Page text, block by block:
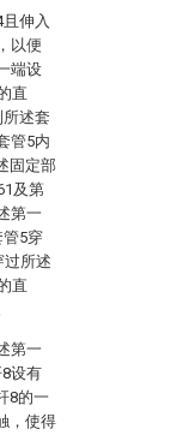
伸入
以便
端设
直
述套
管5内
固定部
及第
第一
管5穿
过所述
直
第一
设有
8的一
，使得